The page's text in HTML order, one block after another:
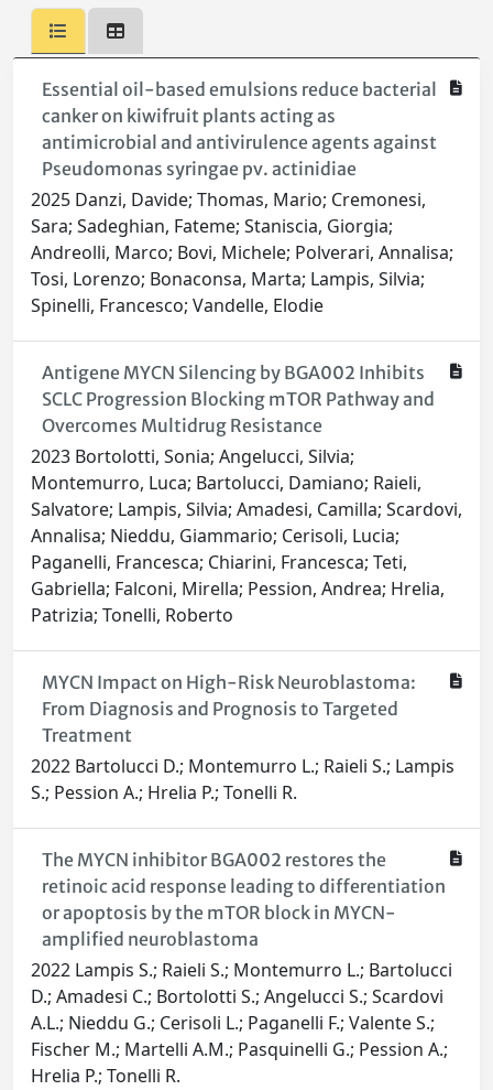
Essential oil-based emulsions reduce bacterial
canker on kiwifruit plants acting as
antimicrobial and antivirulence agents against
Pseudomonas syringae pv. actinidiae
2025 Danzi, Davide; Thomas, Mario; Cremonesi,
Sara; Sadeghian, Fateme; Staniscia, Giorgia;
Andreolli, Marco; Bovi, Michele; Polverari, Annalisa;
Tosi, Lorenzo; Bonaconsa, Marta; Lampis, Silvia;
Spinelli, Francesco; Vandelle, Elodie
Antigene MYCN Silencing by BGA002 Inhibits
SCLC Progression Blocking mTOR Pathway and
Overcomes Multidrug Resistance
2023 Bortolotti, Sonia; Angelucci, Silvia;
Montemurro, Luca; Bartolucci, Damiano; Raieli,
Salvatore; Lampis, Silvia; Amadesi, Camilla; Scardovi,
Annalisa; Nieddu, Giammario; Cerisoli, Lucia;
Paganelli, Francesca; Chiarini, Francesca; Teti,
Gabriella; Falconi, Mirella; Pession, Andrea; Hrelia,
Patrizia; Tonelli, Roberto
MYCN Impact on High-Risk Neuroblastoma:
From Diagnosis and Prognosis to Targeted
Treatment
2022 Bartolucci D.; Montemurro L.; Raieli S.; Lampis
S.; Pession A.; Hrelia P.; Tonelli R.
The MYCN inhibitor BGA002 restores the
retinoic acid response leading to differentiation
or apoptosis by the mTOR block in MYCN-
amplified neuroblastoma
2022 Lampis S.; Raieli S.; Montemurro L.; Bartolucci
D.; Amadesi C.; Bortolotti S.; Angelucci S.; Scardovi
A.L.; Nieddu G.; Cerisoli L.; Paganelli F.; Valente S.;
Fischer M.; Martelli A.M.; Pasquinelli G.; Pession A.;
Hrelia P.; Tonelli R.